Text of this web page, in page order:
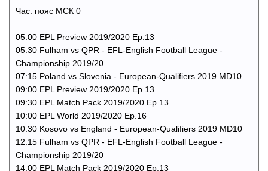
Час. пояс МСК 0
05:00 EPL Preview 2019/2020 Ep.13
05:30 Fulham vs QPR - EFL-English Football League -
Championship 2019/20
07:15 Poland vs Slovenia - European-Qualifiers 2019 MD10
09:00 EPL Preview 2019/2020 Ep.13
09:30 EPL Match Pack 2019/2020 Ep.13
10:00 EPL World 2019/2020 Ep.16
10:30 Kosovo vs England - European-Qualifiers 2019 MD10
12:15 Fulham vs QPR - EFL-English Football League -
Championship 2019/20
14:00 EPL Match Pack 2019/2020 Ep.13